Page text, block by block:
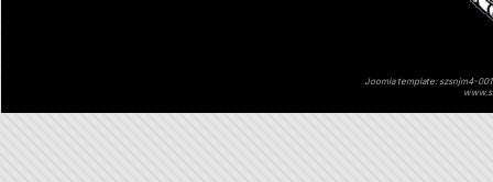
Joomla template: szsnjm4-